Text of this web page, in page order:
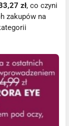
zł, co czyni
zakupów na